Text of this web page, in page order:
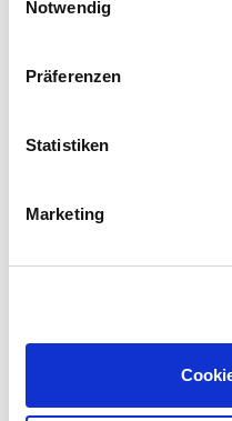
betätigen Sie anschließend
Notwendig
Präferenzen
Statistiken
Marketing
Lichthaus-Zubehör: Miniatur-
Ähnliche Artikel